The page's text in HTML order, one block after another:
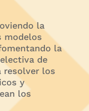
la
modelos
la
de
resolver los
y
los